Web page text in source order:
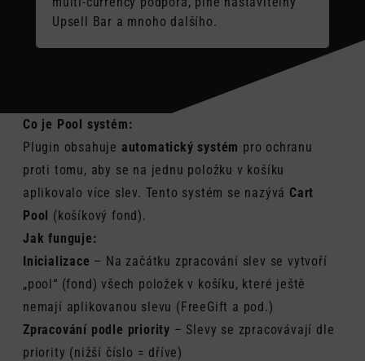
Upsell Bar a mnoho dalšího.
Co je Pool systém:
Plugin obsahuje automatický systém pro ochranu
proti tomu, aby se na jednu položku v košíku
aplikovalo více slev. Tento systém se nazývá Cart
Pool (košíkový fond).
Jak funguje:
Inicializace – Na začátku zpracování slev se vytvoří
„pool“ (fond) všech položek v košíku, které ještě
nemají aplikovanou slevu (FreeGift a pod.)
Zpracování podle priority – Slevy se zpracovávají dle
priority (nižší číslo = dříve)